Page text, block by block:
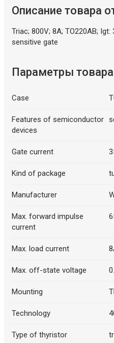
Описание товара
Triac; 800V; 8A; TO220AB;
sensitive gate
Параметры
Case
Features of semiconductor
devices
Gate current
Kind of package
Manufacturer
Max. forward impulse
current
Max. load current
Max. off-state voltage
Mounting
Technology
Type of thyristor